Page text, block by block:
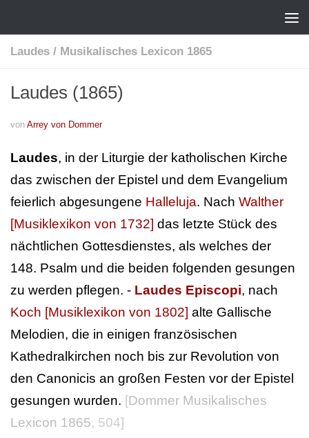
Laudes / Musikalisches Lexicon 1865
Laudes (1865)
von Arrey von Dommer
Laudes, in der Liturgie der katholischen Kirche
das zwischen der Epistel und dem Evangelium
feierlich abgesungene Halleluja. Nach Walther
[Musiklexikon von 1732] das letzte Stück des
nächtlichen Gottesdienstes, als welches der
148. Psalm und die beiden folgenden gesungen
zu werden pflegen. - Laudes Episcopi, nach
Koch [Musiklexikon von 1802] alte Gallische
Melodien, die in einigen französischen
Kathedralkirchen noch bis zur Revolution von
den Canonicis an großen Festen vor der Epistel
gesungen wurden. [Dommer Musikalisches
Lexicon 1865, 504]